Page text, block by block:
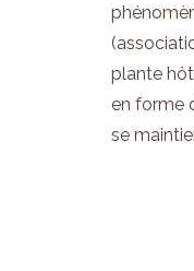
plante
en forme
se